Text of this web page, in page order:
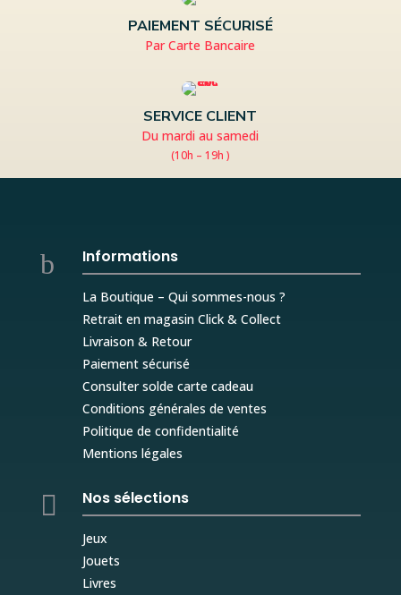
PAIEMENT SÉCURISÉ
Par Carte Bancaire
SERVICE CLIENT
Du mardi au samedi
(10h – 19h )
b Informations
La Boutique – Qui sommes-nous ?
Retrait en magasin Click & Collect
Livraison & Retour
Paiement sécurisé
Consulter solde carte cadeau
Conditions générales de ventes
Politique de confidentialité
Mentions légales
 Nos sélections
Jeux
Jouets
Livres